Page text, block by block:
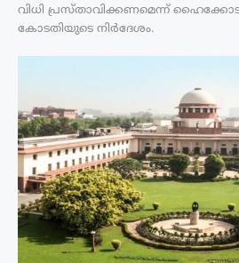
വിധി പ്രസ്താവിക്കണമെന്ന്
കോടതിയുടെ നിർദേശം.